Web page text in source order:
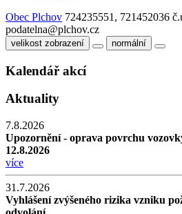
Obec Plchov 724235551, 721452036
podatelna@plchov.cz
velikost zobrazení normální
Kalendář akcí
Aktuality
7.8.2026
Upozornění - oprava povrchu
12.8.2026
více
31.7.2026
Vyhlášení zvýšeného rizika vzniku